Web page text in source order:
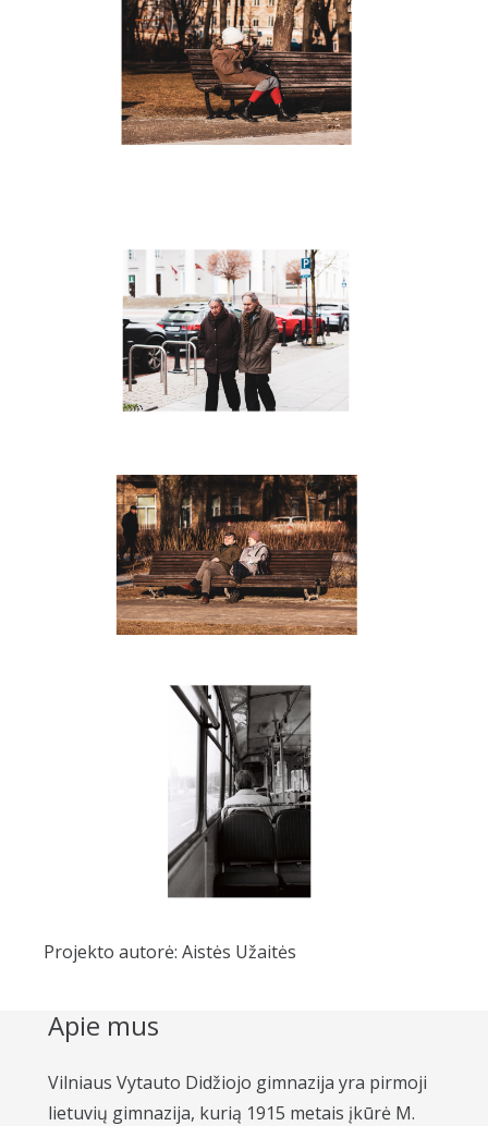
Projekto autorė: Aistės Užaitės
Apie mus
Vilniaus Vytauto Didžiojo gimnazija yra pirmoji
lietuvių gimnazija, kurią 1915 metais įkūrė M.